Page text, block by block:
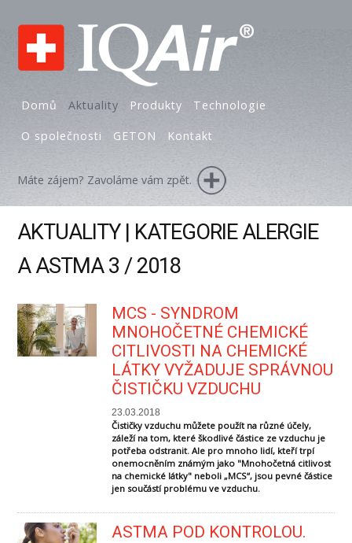
Domů Aktuality Produkty Technologie
O společnosti GETON Kontakt
Máte zájem? Zavoláme vám zpět.
AKTUALITY | KATEGORIE ALERGIE
A ASTMA 3 / 2018
MCS - SYNDROM
MNOHOČETNÉ CHEMICKÉ
CITLIVOSTI NA CHEMICKÉ
LÁTKY VYŽADUJE SPRÁVNOU
ČISTIČKU VZDUCHU
23.03.2018
Čističky vzduchu můžete použít na různé účely,
záleží na tom, které škodlivé částice ze vzduchu je
potřeba odstranit. Ale pro mnoho lidí, kteří trpí
onemocněním známým jako "Mnohočetná citlivost
na chemické látky" neboli „MCS“, jsou pevné částice
jen součástí problému ve vzduchu.
ASTMA POD KONTROLOU.